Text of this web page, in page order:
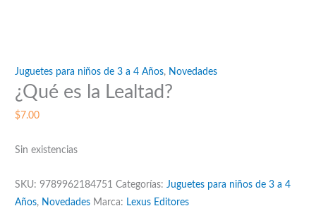
Juguetes para niños de 3 a 4 Años, Novedades
¿Qué es la Lealtad?
$7.00
Sin existencias
SKU:9789962184751 Categorías:Juguetes para niños de 3 a 4
Años, Novedades Marca: Lexus Editores